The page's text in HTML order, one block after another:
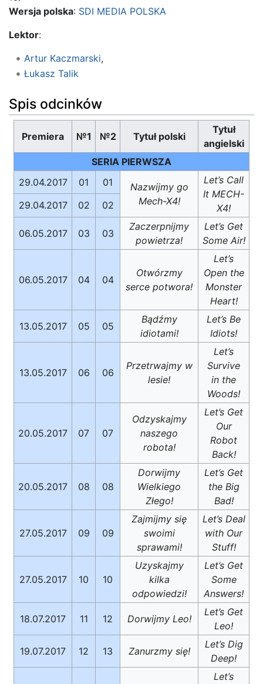
Wersja polska: SDI MEDIA POLSKA
Lektor:
Artur Kaczmarski,
Łukasz Talik
Spis odcinków
Premiera №1 №2 Tytuł polski
Tytuł
angielski
SERIA PIERWSZA
29.04.2017
01 01
Nazwijmy go
Mech-X4!
Let’s Call
It MECH-
X4!
29.04.2017 02 02
06.05.2017 03 03
Zaczerpnijmy
powietrza!
Let’s Get
Some Air!
06.05.2017 04 04
Otwórzmy
serce potwora!
Let’s
Open the
Monster
Heart!
13.05.2017 05 05
Bądźmy
idiotami!
Let’s Be
Idiots!
13.05.2017 06 06
Przetrwajmy w
lesie!
Let’s
Survive
in the
Woods!
20.05.2017 07 07
Odzyskajmy
naszego
robota!
Let’s Get
Our
Robot
Back!
20.05.2017 08 08
Dorwijmy
Wielkiego
Złego!
Let’s Get
the Big
Bad!
27.05.2017 09 09
Zajmijmy się
swoimi
sprawami!
Let’s Deal
with Our
Stuff!
27.05.2017 10 10
Uzyskajmy
kilka
odpowiedzi!
Let’s Get
Some
Answers!
18.07.2017 11 12 Dorwijmy Leo!
Let’s Get
Leo!
19.07.2017 12 13 Zanurzmy się!
Let’s Dig
Deep!
Let’s